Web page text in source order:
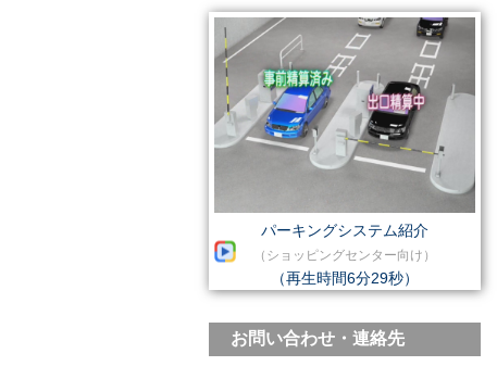
パーキングシステム紹介
（ショッピングセンター向け）
（再生時間6分29秒）
お問い合わせ・連絡先